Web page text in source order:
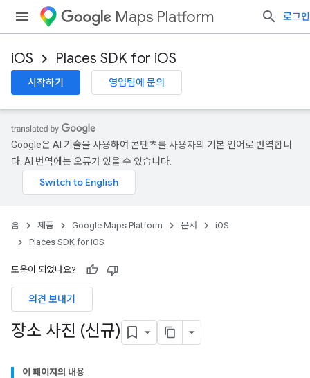
Maps Platform 로그인
iOS Places SDK for iOS
시작하기 영업팀에 문의
Google은 AI 기술을 사용하여 콘텐츠를 사용자의 기본 언어로 번역합니
다. AI 번역에는 오류가 있을 수 있습니다.
홈 제품 Google Maps Platform 문서
iOS
Places SDK for iOS
도움이 되었나요?
의견 보내기
장소 사진 (신규)
이 페이지의 내용